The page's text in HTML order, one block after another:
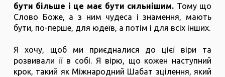
бути більше і це має бути сильнішим. Тому що
Слово Боже, а з ним чудеса і знамення, мають
бути, по-перше, для юдеїв, а потім і для всіх інших.
Я хочу, щоб ми приєдналися до цієї віри та
розвивали її в собі. Я вірю, що кожен наступний
крок, такий як Міжнародний Шабат зцілення, який